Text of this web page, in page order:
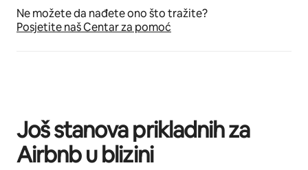
Ne možete da nađete ono što tražite?
Posjetite naš Centar za pomoć
Još stanova prikladnih za
Airbnb u blizini